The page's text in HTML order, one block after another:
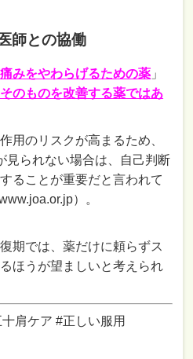
師との協働
痛みをやわらげるための薬 」
のものを改善する薬ではあ
用のリスクが高まるため、
見られない場合は、自己判断
ることが重要だと言われて
）。
期では、薬だけに頼らずス
ほうが望ましいと考えられ
肩ケア #正しい服用